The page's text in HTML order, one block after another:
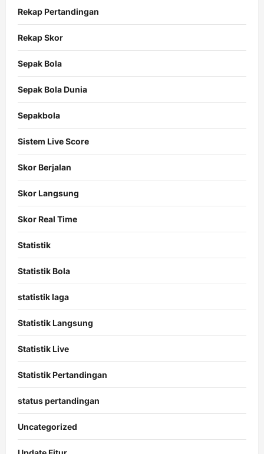
Rekap Pertandingan
Rekap Skor
Sepak Bola
Sepak Bola Dunia
Sepakbola
Sistem Live Score
Skor Berjalan
Skor Langsung
Skor Real Time
Statistik
Statistik Bola
statistik laga
Statistik Langsung
Statistik Live
Statistik Pertandingan
status pertandingan
Uncategorized